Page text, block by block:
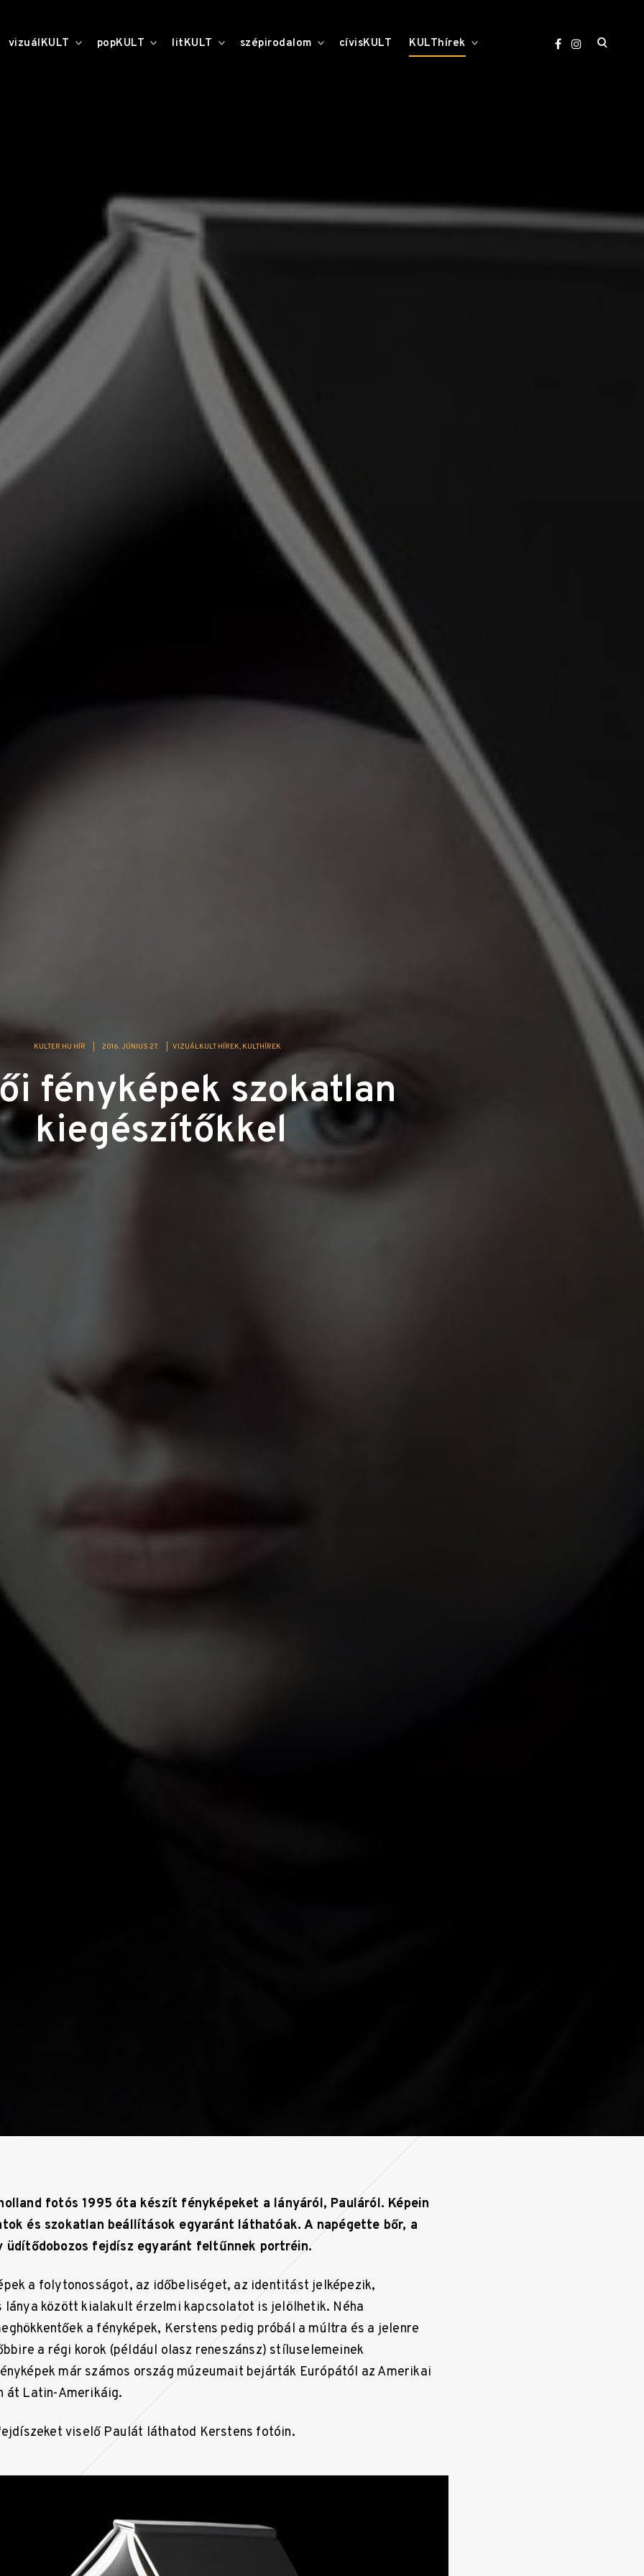
vizuálKULT toggle
child
popKULT toggle
child
litKULT toggle
child
szépirodalom toggle
childcívisKULT KULThírek
open
KULTER.HU HÍR 2016. JÚNIUS 27. VIZUÁLKULT HÍREK KULTHÍREK
fényképek szokatlan
kiegészítőkkel
fotós 1995 óta készít fényképeket a lányáról, Pauláról. Képein
és szokatlan beállítások egyaránt láthatóak. A napégette bőr, a
üdítődobozos fejdísz egyaránt feltűnnek portréin.
a folytonosságot, az időbeliséget, az identitást jelképezik,
lánya között kialakult érzelmi kapcsolatot is jelölhetik. Néha
a fényképek, Kerstens pedig próbál a múltra és a jelenre
a régi korok (például olasz reneszánsz) stíluselemeinek
már számos ország múzeumait bejárták Európától az Amerikai
át Latin-Amerikáig.
viselő Paulát láthatod Kerstens fotóin.